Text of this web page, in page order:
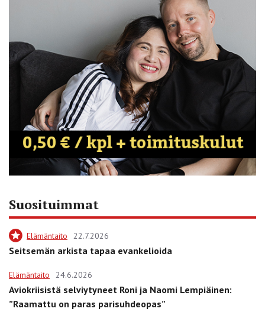
Suosituimmat
Elämäntaito 22.7.2026
Seitsemän arkista tapaa evankelioida
Elämäntaito 24.6.2026
Aviokriisistä selviytyneet Roni ja Naomi Lempiäinen:
”Raamattu on paras parisuhdeopas”